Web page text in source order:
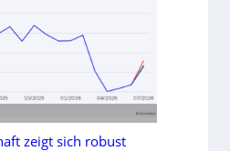
zeigt sich robust